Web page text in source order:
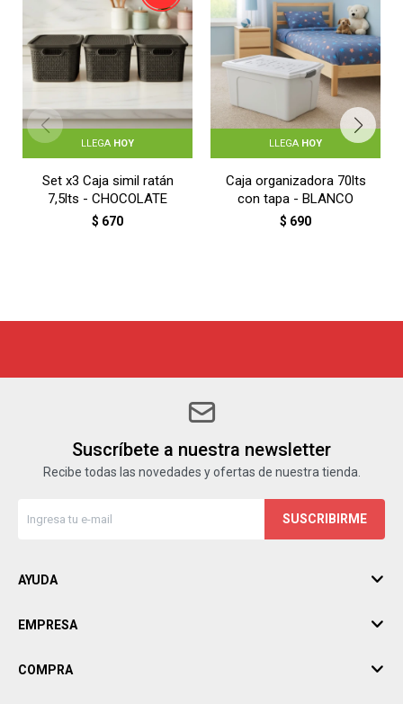
LLEGA HOY
Set x3 Caja simil ratán
7,5lts - CHOCOLATE
$ 670
LLEGA HOY
Caja organizadora 70lts
con tapa - BLANCO
$ 690
Suscríbete a nuestra newsletter
Recibe todas las novedades y ofertas de nuestra tienda.
SUSCRIBIRME
AYUDA
EMPRESA
COMPRA